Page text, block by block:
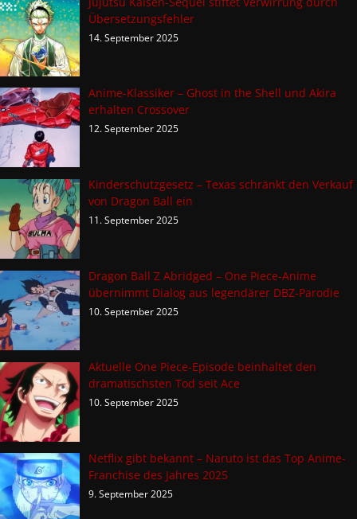
Übersetzungsfehler
14. September 2025
Anime-Klassiker – Ghost in the Shell und Akira
erhalten Crossover
12. September 2025
Kinderschutzgesetz – Texas schränkt den Verkauf
von Dragon Ball ein
11. September 2025
Dragon Ball Z Abridged – One Piece-Anime
übernimmt Dialog aus legendärer DBZ-Parodie
10. September 2025
Aktuelle One Piece-Episode beinhaltet den
dramatischsten Tod seit Ace
10. September 2025
Netflix gibt bekannt – Naruto ist das Top Anime-
Franchise des Jahres 2025
9. September 2025